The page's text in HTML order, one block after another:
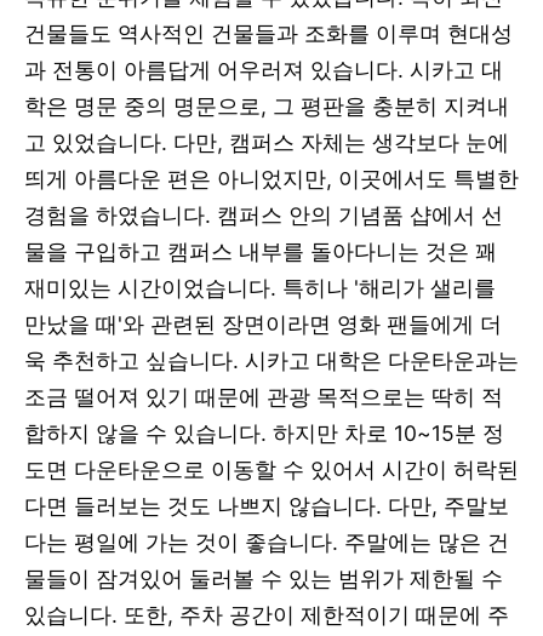
건물들도 역사적인 건물들과 조화를 이루며 현대성
과 전통이 아름답게 어우러져 있습니다. 시카고 대
학은 명문 중의 명문으로, 그 평판을 충분히 지켜내
고 있었습니다. 다만, 캠퍼스 자체는 생각보다 눈에
띄게 아름다운 편은 아니었지만, 이곳에서도 특별한
경험을 하였습니다. 캠퍼스 안의 기념품 샵에서 선
물을 구입하고 캠퍼스 내부를 돌아다니는 것은 꽤
재미있는 시간이었습니다. 특히나 '해리가 샐리를
만났을 때'와 관련된 장면이라면 영화 팬들에게 더
욱 추천하고 싶습니다. 시카고 대학은 다운타운과는
조금 떨어져 있기 때문에 관광 목적으로는 딱히 적
합하지 않을 수 있습니다. 하지만 차로 10~15분 정
도면 다운타운으로 이동할 수 있어서 시간이 허락된
다면 들러보는 것도 나쁘지 않습니다. 다만, 주말보
다는 평일에 가는 것이 좋습니다. 주말에는 많은 건
물들이 잠겨있어 둘러볼 수 있는 범위가 제한될 수
있습니다. 또한, 주차 공간이 제한적이기 때문에 주